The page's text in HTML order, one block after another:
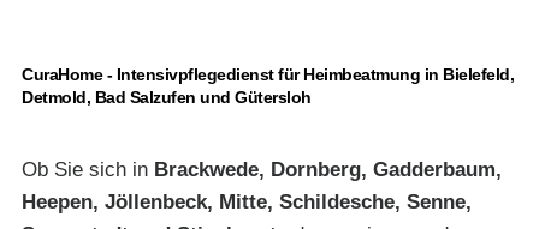
CuraHome - Intensivpflegedienst für Heimbeatmung in Bielefeld,
Detmold, Bad Salzufen und Gütersloh
Ob Sie sich in Brackwede, Dornberg, Gadderbaum,
Heepen, Jöllenbeck, Mitte, Schildesche, Senne,